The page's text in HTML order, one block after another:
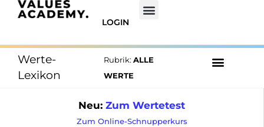
LOGIN
Werte-
Lexikon
Rubrik:ALLE
WERTE
Neu: Zum Wertetest
Zum Online-Schnupperkurs